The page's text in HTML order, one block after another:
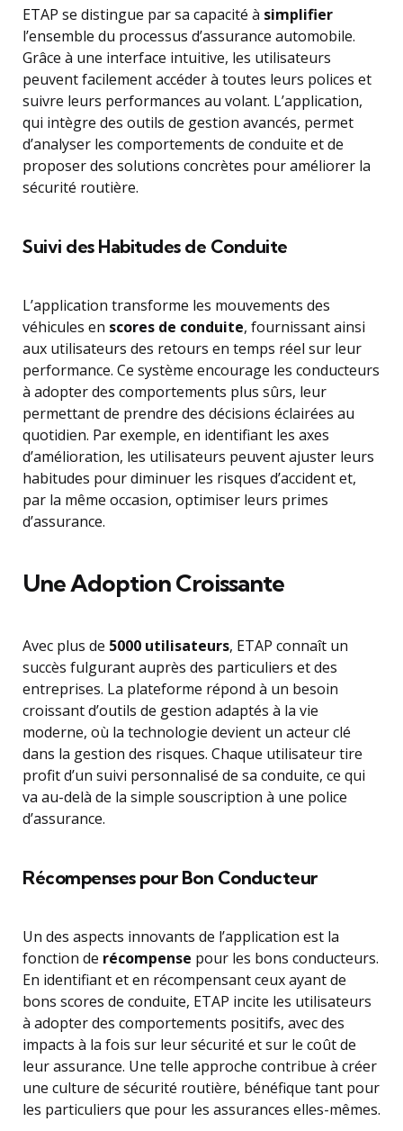
ETAP se distingue par sa capacité à simplifier
l’ensemble du processus d’assurance automobile.
Grâce à une interface intuitive, les utilisateurs
peuvent facilement accéder à toutes leurs polices et
suivre leurs performances au volant. L’application,
qui intègre des outils de gestion avancés, permet
d’analyser les comportements de conduite et de
proposer des solutions concrètes pour améliorer la
sécurité routière.
Suivi des Habitudes de Conduite
L’application transforme les mouvements des
véhicules en scores de conduite, fournissant ainsi
aux utilisateurs des retours en temps réel sur leur
performance. Ce système encourage les conducteurs
à adopter des comportements plus sûrs, leur
permettant de prendre des décisions éclairées au
quotidien. Par exemple, en identifiant les axes
d’amélioration, les utilisateurs peuvent ajuster leurs
habitudes pour diminuer les risques d’accident et,
par la même occasion, optimiser leurs primes
d’assurance.
Une Adoption Croissante
Avec plus de 5000 utilisateurs, ETAP connaît un
succès fulgurant auprès des particuliers et des
entreprises. La plateforme répond à un besoin
croissant d’outils de gestion adaptés à la vie
moderne, où la technologie devient un acteur clé
dans la gestion des risques. Chaque utilisateur tire
profit d’un suivi personnalisé de sa conduite, ce qui
va au-delà de la simple souscription à une police
d’assurance.
Récompenses pour Bon Conducteur
Un des aspects innovants de l’application est la
fonction de récompense pour les bons conducteurs.
En identifiant et en récompensant ceux ayant de
bons scores de conduite, ETAP incite les utilisateurs
à adopter des comportements positifs, avec des
impacts à la fois sur leur sécurité et sur le coût de
leur assurance. Une telle approche contribue à créer
une culture de sécurité routière, bénéfique tant pour
les particuliers que pour les assurances elles-mêmes.